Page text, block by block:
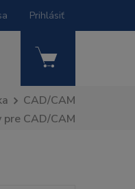
Prihlásiť
CAD/CAM
CAD/CAM